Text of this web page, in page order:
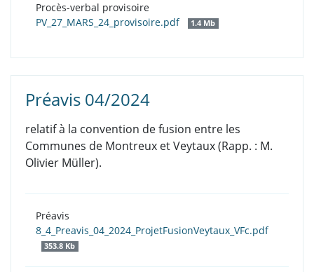
Procès-verbal provisoire
PV_27_MARS_24_provisoire.pdf
1.4 Mb
Préavis 04/2024
relatif à la convention de fusion entre les
Communes de Montreux et Veytaux (Rapp. : M.
Olivier Müller).
Préavis
8_4_Preavis_04_2024_ProjetFusionVeytaux_VFc.pdf
353.8 Kb